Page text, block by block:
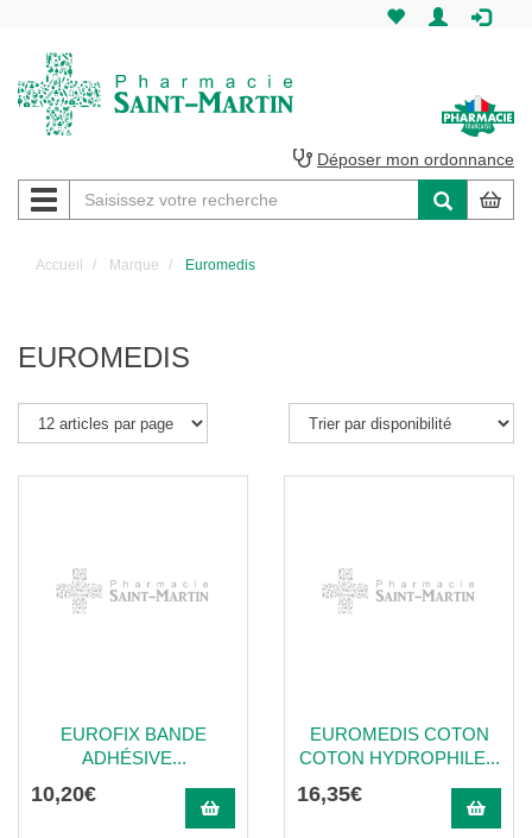
Martin
Pharmacie
Déposer mon ordonnance
Navigation
Accueil Marque Euromedis
EUROMEDIS
EUROFIX BANDE
ADHÉSIVE...
10,20€
EUROMEDIS COTON
COTON HYDROPHILE...
16,35€